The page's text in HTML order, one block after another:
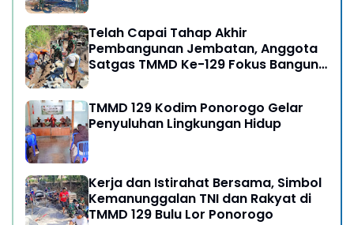
Telah Capai Tahap Akhir
Pembangunan Jembatan, Anggota
Satgas TMMD Ke-129 Fokus Bangun
TMMD 129 Kodim Ponorogo Gelar
Penyuluhan Lingkungan Hidup
Kerja dan Istirahat Bersama, Simbol
Kemanunggalan TNI dan Rakyat di
TMMD 129 Bulu Lor Ponorogo